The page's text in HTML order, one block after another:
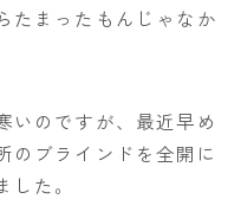
たまったもんじゃなか
いのですが、最近早め
のブラインドを全開に
た。